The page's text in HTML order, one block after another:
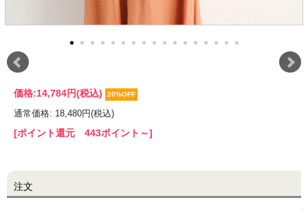
LINE@お友だち登録で
10%OFFクーポンプレゼント中!
brand site
価格:14,784円(税込) 20%OFF
通常価格: 18,480円(税込)
[ポイント還元 443ポイント～]
注文